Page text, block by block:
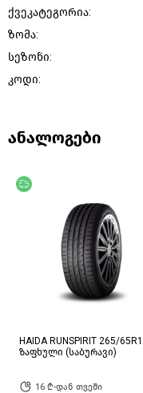
ქვეკატეგორია:
ზომა:
სეზონი:
კოდი:
ანალოგები
HAIDA RUNSPIRIT 265/
ზაფხული (საბურავი)
16 ₾-დან თვეში